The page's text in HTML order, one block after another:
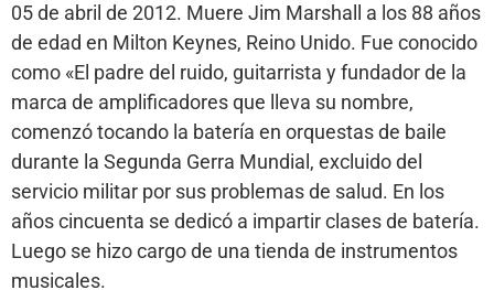
05 de abril de 2012. Muere Jim Marshall a los 88 años
de edad en Milton Keynes, Reino Unido. Fue conocido
como «El padre del ruido, guitarrista y fundador de la
marca de amplificadores que lleva su nombre,
comenzó tocando la batería en orquestas de baile
durante la Segunda Gerra Mundial, excluido del
servicio militar por sus problemas de salud. En los
años cincuenta se dedicó a impartir clases de batería.
Luego se hizo cargo de una tienda de instrumentos
musicales.